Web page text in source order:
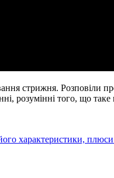
стрижня. Розповіли
розумінні того, що таке
характеристики,